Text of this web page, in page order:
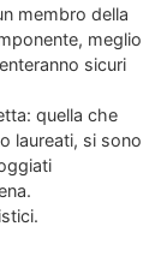
membro della
meglio
sicuri
quella che
laureati, si sono